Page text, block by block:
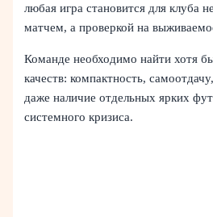
любая игра становится для клуба
матчем, а проверкой на
Команде необходимо найти хотя
качеств: компактность,
даже наличие отдельных ярких
системного кризиса.